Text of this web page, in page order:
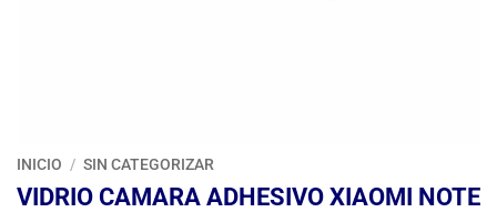
INICIO / SIN CATEGORIZAR
VIDRIO CAMARA ADHESIVO XIAOMI NOTE